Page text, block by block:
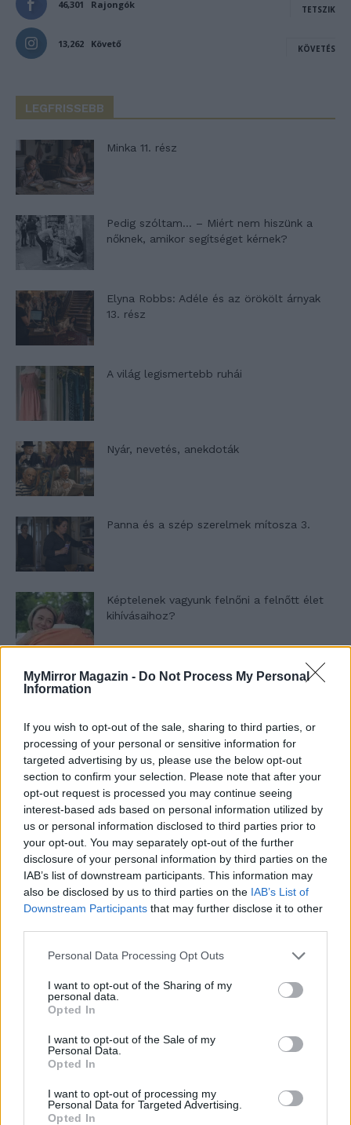
MyMirror Magazin - Do Not Process My Personal
Information
If you wish to opt-out of the sale, sharing to third parties, or
processing of your personal or sensitive information for
targeted advertising by us, please use the below opt-out
section to confirm your selection. Please note that after your
opt-out request is processed you may continue seeing
interest-based ads based on personal information utilized by
us or personal information disclosed to third parties prior to
your opt-out. You may separately opt-out of the further
disclosure of your personal information by third parties on the
IAB’s list of downstream participants. This information may
also be disclosed by us to third parties on the IAB’s List of
Downstream Participants that may further disclose it to other
Personal Data Processing Opt Outs
I want to opt-out of the Sharing of my
personal data.
Opted In
I want to opt-out of the Sale of my
Personal Data.
Opted In
I want to opt-out of processing my
Personal Data for Targeted Advertising.
Opted In
46,301 Rajongók TETSZIK
13,262 Követő KÖVETÉS
LEGFRISSEBB
Minka 11. rész
Pedig szóltam… – Miért nem hiszünk a
nőknek, amikor segítséget kérnek?
Elyna Robbs: Adéle és az örökölt árnyak
13. rész
A világ legismertebb ruhái
Nyár, nevetés, anekdoták
Panna és a szép szerelmek mítosza 3.
Képtelenek vagyunk felnőni a felnőtt élet
kihívásaihoz?
Altatógázos rablások Olaszországban
A kislány, akit nem védett meg senki –
Lyhanna története
T. Barnett: Gyilkosság a Garda-tónál 12.
rész
T. szereti a fiatal lányokat 13. rész
Minka 9. rész